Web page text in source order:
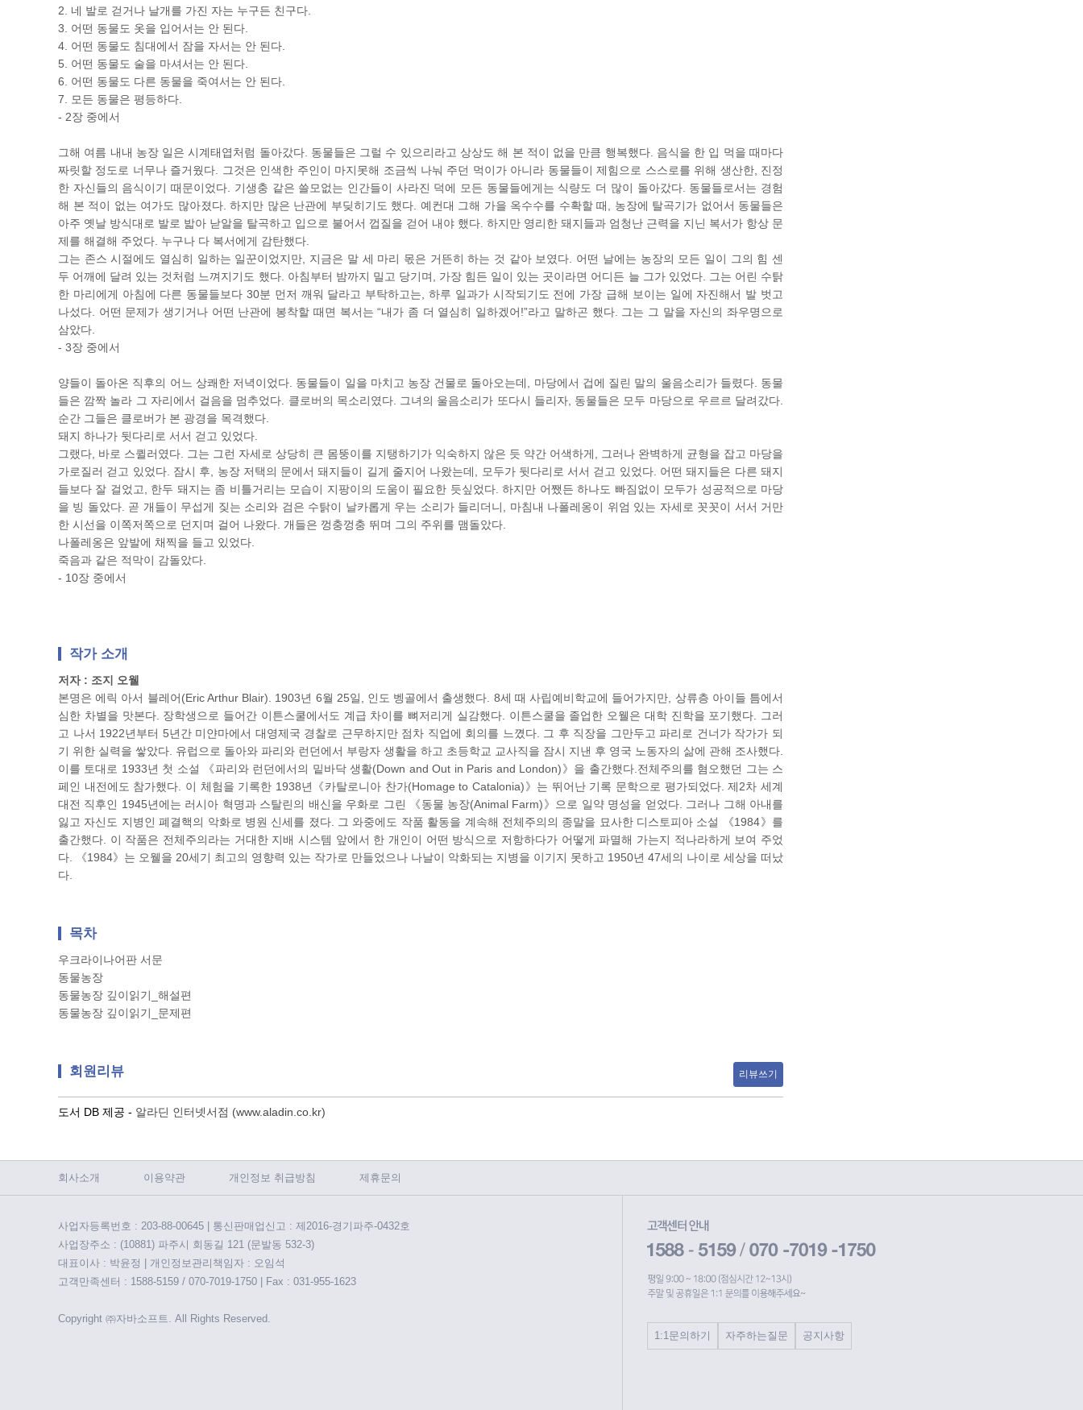
2. 네 발로 걷거나 날개를 가진 자는 누구든 친구다.
3. 어떤 동물도 옷을 입어서는 안 된다.
4. 어떤 동물도 침대에서 잠을 자서는 안 된다.
5. 어떤 동물도 술을 마셔서는 안 된다.
6. 어떤 동물도 다른 동물을 죽여서는 안 된다.
7. 모든 동물은 평등하다.
- 2장 중에서
그해 여름 내내 농장 일은 시계태엽처럼 돌아갔다. 동물들은 그럴 수 있으리라고 상상도 해 본 적이 없을 만큼 행복했다. 음식을 한 입 먹을 때마다
짜릿할 정도로 너무나 즐거웠다. 그것은 인색한 주인이 마지못해 조금씩 나눠 주던 먹이가 아니라 동물들이 제힘으로 스스로를 위해 생산한, 진정
한 자신들의 음식이기 때문이었다. 기생충 같은 쓸모없는 인간들이 사라진 덕에 모든 동물들에게는 식량도 더 많이 돌아갔다. 동물들로서는 경험
해 본 적이 없는 여가도 많아졌다. 하지만 많은 난관에 부딪히기도 했다. 예컨대 그해 가을 옥수수를 수확할 때, 농장에 탈곡기가 없어서 동물들은
아주 옛날 방식대로 발로 밟아 낟알을 탈곡하고 입으로 불어서 껍질을 걷어 내야 했다. 하지만 영리한 돼지들과 엄청난 근력을 지닌 복서가 항상 문
제를 해결해 주었다. 누구나 다 복서에게 감탄했다.
그는 존스 시절에도 열심히 일하는 일꾼이었지만, 지금은 말 세 마리 몫은 거뜬히 하는 것 같아 보였다. 어떤 날에는 농장의 모든 일이 그의 힘 센
두 어깨에 달려 있는 것처럼 느껴지기도 했다. 아침부터 밤까지 밀고 당기며, 가장 힘든 일이 있는 곳이라면 어디든 늘 그가 있었다. 그는 어린 수탉
한 마리에게 아침에 다른 동물들보다 30분 먼저 깨워 달라고 부탁하고는, 하루 일과가 시작되기도 전에 가장 급해 보이는 일에 자진해서 발 벗고
나섰다. 어떤 문제가 생기거나 어떤 난관에 봉착할 때면 복서는 “내가 좀 더 열심히 일하겠어!”라고 말하곤 했다. 그는 그 말을 자신의 좌우명으로
삼았다.
- 3장 중에서
양들이 돌아온 직후의 어느 상쾌한 저녁이었다. 동물들이 일을 마치고 농장 건물로 돌아오는데, 마당에서 겁에 질린 말의 울음소리가 들렸다. 동물
들은 깜짝 놀라 그 자리에서 걸음을 멈추었다. 클로버의 목소리였다. 그녀의 울음소리가 또다시 들리자, 동물들은 모두 마당으로 우르르 달려갔다.
순간 그들은 클로버가 본 광경을 목격했다.
돼지 하나가 뒷다리로 서서 걷고 있었다.
그랬다, 바로 스퀼러였다. 그는 그런 자세로 상당히 큰 몸뚱이를 지탱하기가 익숙하지 않은 듯 약간 어색하게, 그러나 완벽하게 균형을 잡고 마당을
가로질러 걷고 있었다. 잠시 후, 농장 저택의 문에서 돼지들이 길게 줄지어 나왔는데, 모두가 뒷다리로 서서 걷고 있었다. 어떤 돼지들은 다른 돼지
들보다 잘 걸었고, 한두 돼지는 좀 비틀거리는 모습이 지팡이의 도움이 필요한 듯싶었다. 하지만 어쨌든 하나도 빠짐없이 모두가 성공적으로 마당
을 빙 돌았다. 곧 개들이 무섭게 짖는 소리와 검은 수탉이 날카롭게 우는 소리가 들리더니, 마침내 나폴레옹이 위엄 있는 자세로 꼿꼿이 서서 거만
한 시선을 이쪽저쪽으로 던지며 걸어 나왔다. 개들은 껑충껑충 뛰며 그의 주위를 맴돌았다.
나폴레옹은 앞발에 채찍을 들고 있었다.
죽음과 같은 적막이 감돌았다.
- 10장 중에서
작가 소개
저자 : 조지 오웰
본명은 에릭 아서 블레어(Eric Arthur Blair). 1903년 6월 25일, 인도 벵골에서 출생했다. 8세 때 사립예비학교에 들어가지만, 상류층 아이들 틈에서
심한 차별을 맛본다. 장학생으로 들어간 이튼스쿨에서도 계급 차이를 뼈저리게 실감했다. 이튼스쿨을 졸업한 오웰은 대학 진학을 포기했다. 그러
고 나서 1922년부터 5년간 미얀마에서 대영제국 경찰로 근무하지만 점차 직업에 회의를 느꼈다. 그 후 직장을 그만두고 파리로 건너가 작가가 되
기 위한 실력을 쌓았다. 유럽으로 돌아와 파리와 런던에서 부랑자 생활을 하고 초등학교 교사직을 잠시 지낸 후 영국 노동자의 삶에 관해 조사했다.
이를 토대로 1933년 첫 소설 《파리와 런던에서의 밑바닥 생활(Down and Out in Paris and London)》을 출간했다.전체주의를 혐오했던 그는 스
페인 내전에도 참가했다. 이 체험을 기록한 1938년《카탈로니아 찬가(Homage to Catalonia)》는 뛰어난 기록 문학으로 평가되었다. 제2차 세계
대전 직후인 1945년에는 러시아 혁명과 스탈린의 배신을 우화로 그린 《동물 농장(Animal Farm)》으로 일약 명성을 얻었다. 그러나 그해 아내를
잃고 자신도 지병인 폐결핵의 악화로 병원 신세를 졌다. 그 와중에도 작품 활동을 계속해 전체주의의 종말을 묘사한 디스토피아 소설 《1984》를
출간했다. 이 작품은 전체주의라는 거대한 지배 시스템 앞에서 한 개인이 어떤 방식으로 저항하다가 어떻게 파멸해 가는지 적나라하게 보여 주었
다. 《1984》는 오웰을 20세기 최고의 영향력 있는 작가로 만들었으나 나날이 악화되는 지병을 이기지 못하고 1950년 47세의 나이로 세상을 떠났
다.
목차
우크라이나어판 서문
동물농장
동물농장 깊이읽기_해설편
동물농장 깊이읽기_문제편
회원리뷰 리뷰쓰기
도서 DB 제공 - 알라딘 인터넷서점 (www.aladin.co.kr)
회사소개 이용약관 개인정보 취급방침 제휴문의
사업자등록번호 : 203-88-00645 | 통신판매업신고 : 제2016-경기파주-0432호
사업장주소 : (10881) 파주시 회동길 121 (문발동 532-3)
대표이사 : 박윤정 | 개인정보관리책임자 : 오임석
고객만족센터 : 1588-5159 / 070-7019-1750 | Fax : 031-955-1623
Copyright ㈜자바소프트. All Rights Reserved.
1:1문의하기
자주하는질문 공지사항